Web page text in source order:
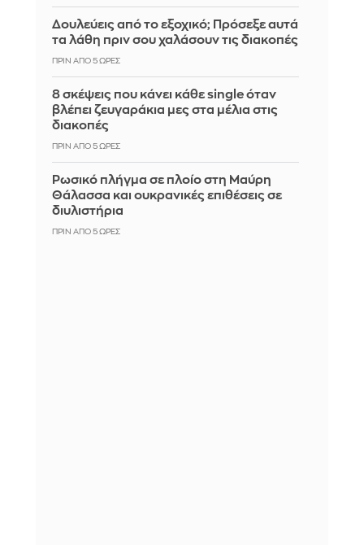
Δουλεύεις από το εξοχικό; Πρόσεξε αυτά
τα λάθη πριν σου χαλάσουν τις διακοπές
ΠΡΙΝ ΑΠΌ 5 ΏΡΕΣ
8 σκέψεις που κάνει κάθε single όταν
βλέπει ζευγαράκια μες στα μέλια στις
διακοπές
ΠΡΙΝ ΑΠΌ 5 ΏΡΕΣ
Ρωσικό πλήγμα σε πλοίο στη Μαύρη
Θάλασσα και ουκρανικές επιθέσεις σε
διυλιστήρια
ΠΡΙΝ ΑΠΌ 5 ΏΡΕΣ